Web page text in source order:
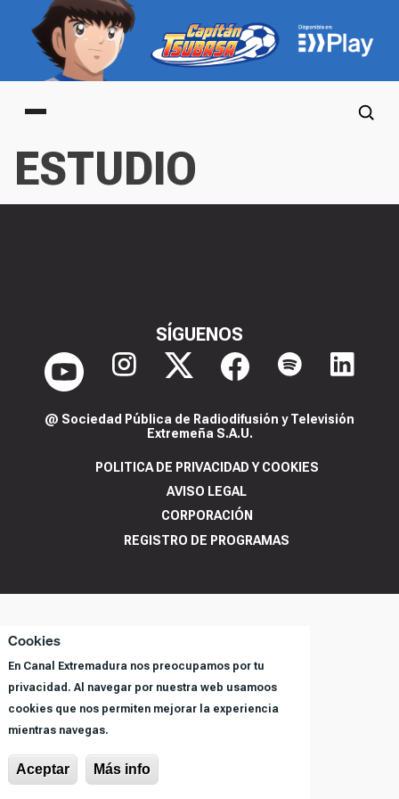
Cookies
En Canal Extremadura nos preocupamos por tu
privacidad. Al navegar por nuestra web usamoos
cookies que nos permiten mejorar la experiencia
mientras navegas.
Aceptar Más info
Main menu
ESTUDIO
SÍGUENOS
@ Sociedad Pública de Radiodifusión y Televisión
Extremeña S.A.U.
POLITICA DE PRIVACIDAD Y COOKIES
AVISO LEGAL
CORPORACIÓN
REGISTRO DE PROGRAMAS